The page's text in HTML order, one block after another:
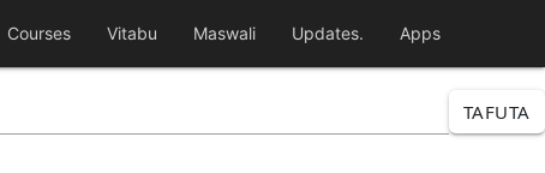
Courses Vitabu Maswali Updates. Apps
TAFUTA